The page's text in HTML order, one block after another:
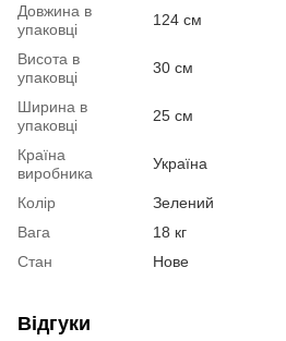
Довжина в
упаковці
124 см
Висота в
упаковці
30 см
Ширина в
упаковці
25 см
Країна
виробника
Україна
Колір
Зелений
Вага
18 кг
Стан
Нове
Відгуки